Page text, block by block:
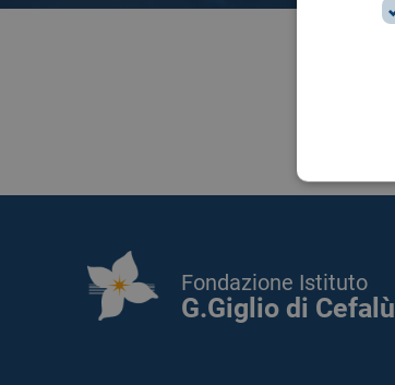
Fondazione Istituto
G.Giglio di Cefalù